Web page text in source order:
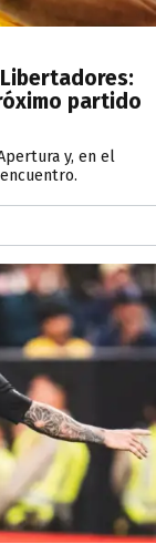
partido
y, en el